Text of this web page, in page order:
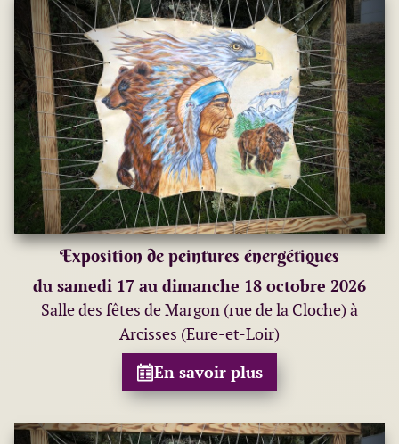
Exposition de peintures énergétiques
du samedi 17 au dimanche 18 octobre 2026
Salle des fêtes de Margon (rue de la Cloche) à
Arcisses (Eure-et-Loir)
En savoir plus